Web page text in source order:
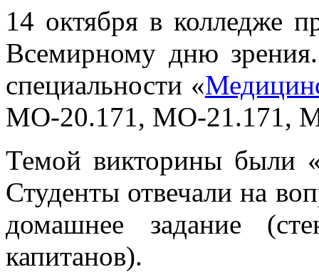
14 октября в колледже
Всемирному дню зрения.
специальности «
МО-20.171, МО-21.171,
Темой викторины были
Студенты отвечали на
домашнее задание
капитанов).